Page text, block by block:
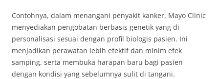
Contohnya, dalam menangani penyakit kanker, Mayo Clinic
menyediakan pengobatan berbasis genetik yang di
personalisasi sesuai dengan profil biologis pasien. Ini
menjadikan perawatan lebih efektif dan minim efek
samping, serta membuka harapan baru bagi pasien
dengan kondisi yang sebelumnya sulit di tangani.